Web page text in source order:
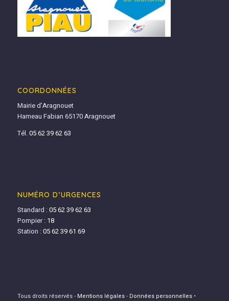
COORDONNÉES
Mairie d’Aragnouet
Hameau Fabian 65170 Aragnouet
Tél.05 62 39 62 63
NUMÉRO D’URGENCES
Standard :05 62 39 62 63
Pompier : 18
Station :05 62 39 61 69
Tous droits réservés - Mentions légales- Données personnelles•